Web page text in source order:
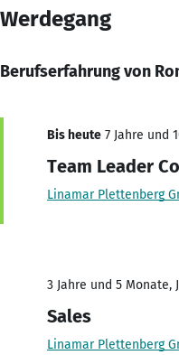
Werdegang
Berufserfahrung von
Bis heute 7 Jahre und
Team Leader
Linamar Plettenberg
3 Jahre und 5 Monate,
Sales
Linamar Plettenberg